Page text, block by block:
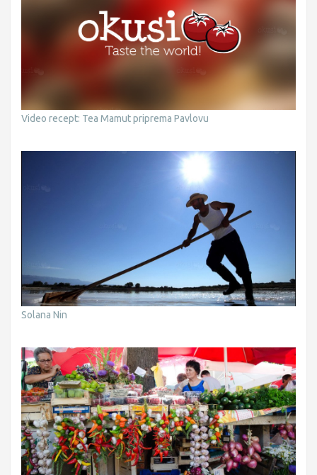
Video recept: Tea Mamut priprema Pavlovu
Solana Nin